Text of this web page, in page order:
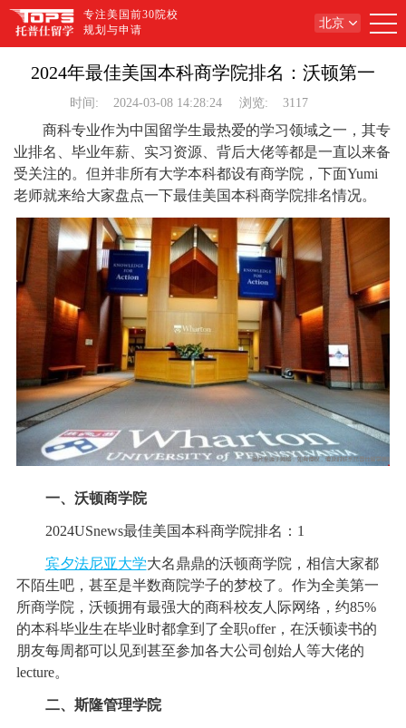
专注美国前30院校
规划与申请
北京
2024年最佳美国本科商学院排名：沃顿第一
时间: 2024-03-08 14:28:24 浏览: 3117
商科专业作为中国留学生最热爱的学习领域之一，其专
业排名、毕业年薪、实习资源、背后大佬等都是一直以来备
受关注的。但并非所有大学本科都设有商学院，下面Yumi
老师就来给大家盘点一下最佳美国本科商学院排名情况。
一、沃顿商学院
2024USnews最佳美国本科商学院排名：1
宾夕法尼亚大学大名鼎鼎的沃顿商学院，相信大家都
不陌生吧，甚至是半数商院学子的梦校了。作为全美第一
所商学院，沃顿拥有最强大的商科校友人际网络，约85%
的本科毕业生在毕业时都拿到了全职offer，在沃顿读书的
朋友每周都可以见到甚至参加各大公司创始人等大佬的
lecture。
二、斯隆管理学院